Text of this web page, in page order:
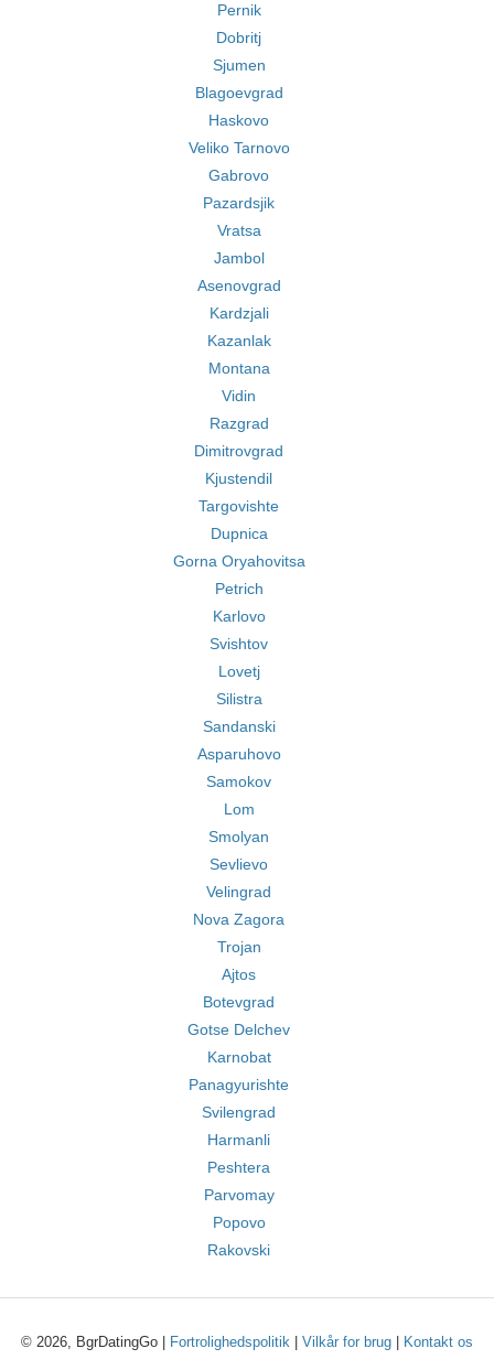
Pernik
Dobritj
Sjumen
Blagoevgrad
Haskovo
Veliko Tarnovo
Gabrovo
Pazardsjik
Vratsa
Jambol
Asenovgrad
Kardzjali
Kazanlak
Montana
Vidin
Razgrad
Dimitrovgrad
Kjustendil
Targovishte
Dupnica
Gorna Oryahovitsa
Petrich
Karlovo
Svishtov
Lovetj
Silistra
Sandanski
Asparuhovo
Samokov
Lom
Smolyan
Sevlievo
Velingrad
Nova Zagora
Trojan
Ajtos
Botevgrad
Gotse Delchev
Karnobat
Panagyurishte
Svilengrad
Harmanli
Peshtera
Parvomay
Popovo
Rakovski
© 2026, BgrDatingGo | Fortrolighedspolitik Vilkår for brug Kontakt os